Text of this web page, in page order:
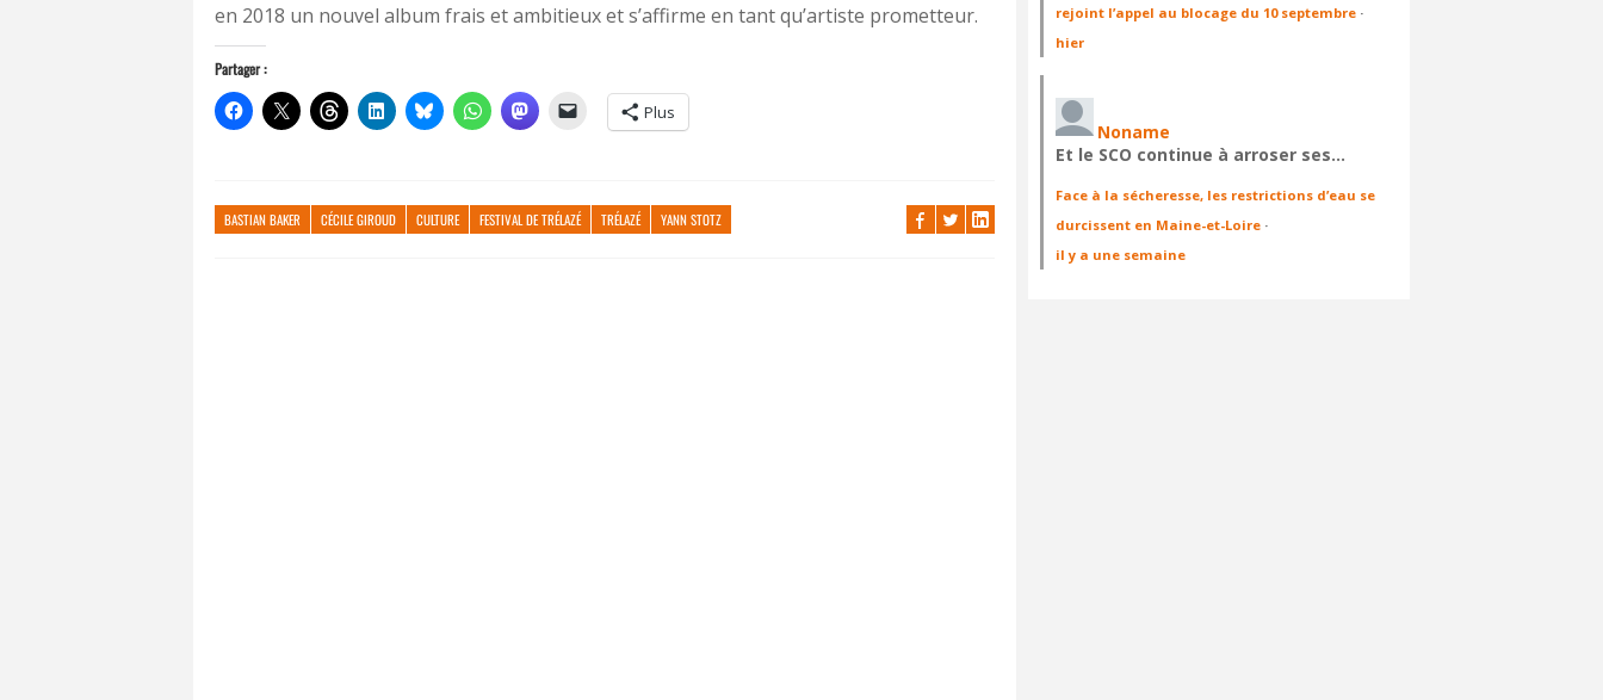
en 2018 un nouvel album frais et ambitieux et s’affirme en tant qu’artiste prometteur.
Partager :
Plus
BASTIAN BAKER CÉCILE GIROUD CULTURE FESTIVAL DE TRÉLAZÉ TRÉLAZÉ YANN STOTZ
rejoint l’appel au blocage du 10 septembre ·
hier
Noname
Et le SCO continue à arroser ses…
Face à la sécheresse, les restrictions d’eau se
durcissent en Maine-et-Loire ·
il y a une semaine